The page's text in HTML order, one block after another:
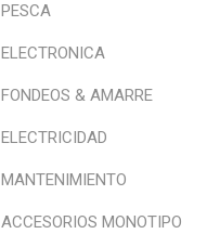
PESCA
ELECTRONICA
FONDEOS & AMARRE
ELECTRICIDAD
MANTENIMIENTO
ACCESORIOS MONOTIPO